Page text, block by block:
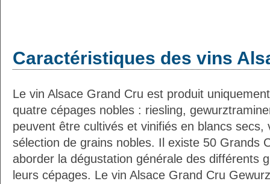
Caractéristiques des vins
Le vin Alsace Grand Cru est produit
quatre cépages nobles : riesling,
peuvent être cultivés et vinifiés en blancs secs,
sélection de grains nobles. Il existe 50 Grands
aborder la dégustation générale des différents
leurs cépages. Le vin Alsace Grand Cru